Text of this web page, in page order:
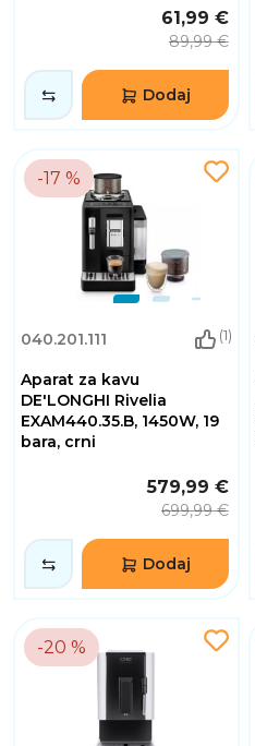
61,99 €
89,99 €
Dodaj
-17 %
040.201.111 (1)
Aparat za kavu
DE'LONGHI Rivelia
EXAM440.35.B, 1450W, 19
bara, crni
579,99 €
699,99 €
Dodaj
-20 %